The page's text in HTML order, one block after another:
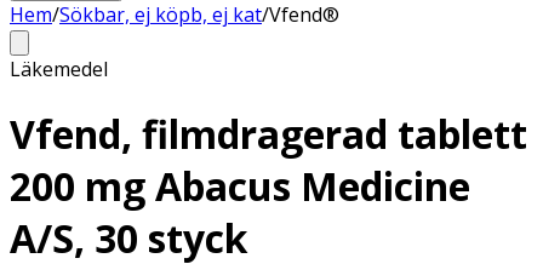
Hem/Sökbar, ej köpb, ej kat/Vfend®
Läkemedel
Vfend, filmdragerad tablett
200 mg Abacus Medicine
A/S, 30 styck